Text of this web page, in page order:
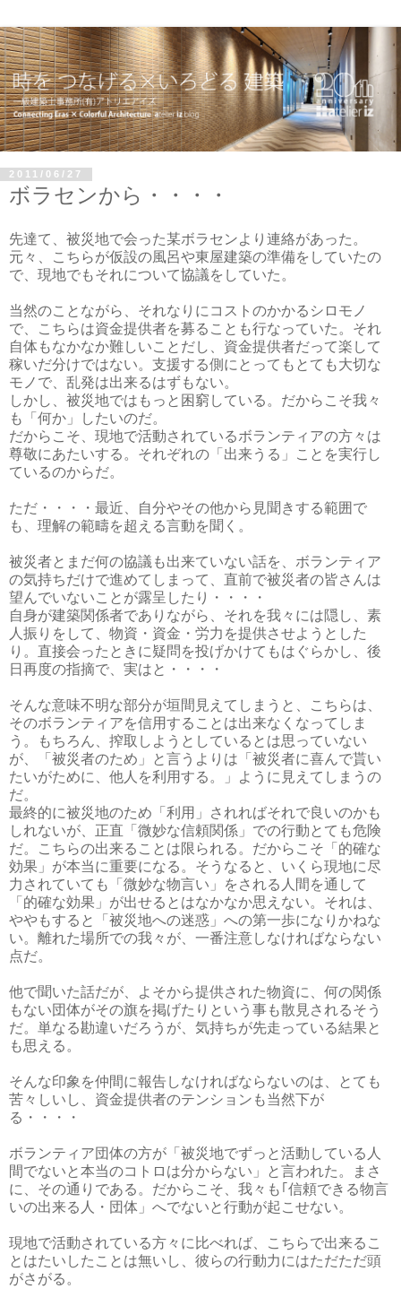
2011/06/27
ボラセンから・・・・
先達て、被災地で会った某ボラセンより連絡があった。
元々、こちらが仮設の風呂や東屋建築の準備をしていたの
で、現地でもそれについて協議をしていた。
当然のことながら、それなりにコストのかかるシロモノ
で、こちらは資金提供者を募ることも行なっていた。それ
自体もなかなか難しいことだし、資金提供者だって楽して
稼いだ分けではない。支援する側にとってもとても大切な
モノで、乱発は出来るはずもない。
しかし、被災地ではもっと困窮している。だからこそ我々
も「何か」したいのだ。
だからこそ、現地で活動されているボランティアの方々は
尊敬にあたいする。それぞれの「出来うる」ことを実行し
ているのからだ。
ただ・・・・最近、自分やその他から見聞きする範囲で
も、理解の範疇を超える言動を聞く。
被災者とまだ何の協議も出来ていない話を、ボランティア
の気持ちだけで進めてしまって、直前で被災者の皆さんは
望んでいないことが露呈したり・・・・
自身が建築関係者でありながら、それを我々には隠し、素
人振りをして、物資・資金・労力を提供させようとした
り。直接会ったときに疑問を投げかけてもはぐらかし、後
日再度の指摘で、実はと・・・・
そんな意味不明な部分が垣間見えてしまうと、こちらは、
そのボランティアを信用することは出来なくなってしま
う。もちろん、搾取しようとしているとは思っていない
が、「被災者のため」と言うよりは「被災者に喜んで貰い
たいがために、他人を利用する。」ように見えてしまうの
だ。
最終的に被災地のため「利用」されればそれで良いのかも
しれないが、正直「微妙な信頼関係」での行動とても危険
だ。こちらの出来ることは限られる。だからこそ「的確な
効果」が本当に重要になる。そうなると、いくら現地に尽
力されていても「微妙な物言い」をされる人間を通して
「的確な効果」が出せるとはなかなか思えない。それは、
ややもすると「被災地への迷惑」への第一歩になりかねな
い。離れた場所での我々が、一番注意しなければならない
点だ。
他で聞いた話だが、よそから提供された物資に、何の関係
もない団体がその旗を掲げたりという事も散見されるそう
だ。単なる勘違いだろうが、気持ちが先走っている結果と
も思える。
そんな印象を仲間に報告しなければならないのは、とても
苦々しいし、資金提供者のテンションも当然下が
る・・・・
ボランティア団体の方が「被災地でずっと活動している人
間でないと本当のコトロは分からない」と言われた。まさ
に、その通りである。だからこそ、我々も｢信頼できる物言
いの出来る人・団体」へでないと行動が起こせない。
現地で活動されている方々に比べれば、こちらで出来るこ
とはたいしたことは無いし、彼らの行動力にはただただ頭
がさがる。